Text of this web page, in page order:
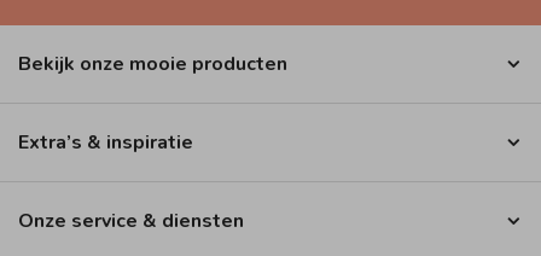
Bekijk onze mooie producten
Extra’s & inspiratie
Onze service & diensten